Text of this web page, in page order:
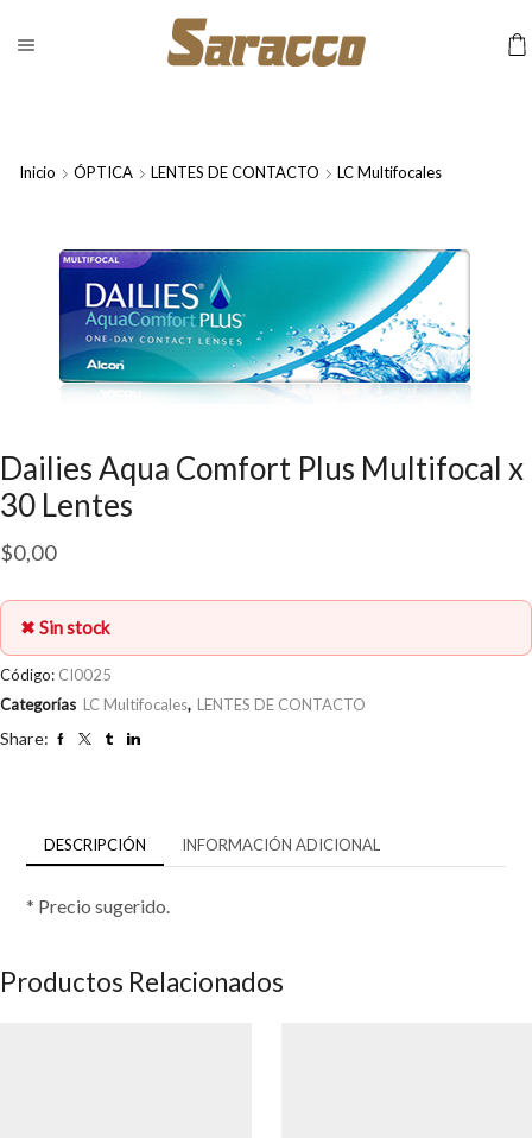
Inicio ÓPTICA LENTES DE CONTACTO LC Multifocales
Dailies Aqua Comfort Plus Multifocal x
30 Lentes
$0,00
✖ Sin stock
Código: CI0025
Categorías LC Multifocales, LENTES DE CONTACTO
Share:
DESCRIPCIÓN INFORMACIÓN ADICIONAL
* Precio sugerido.
Productos Relacionados